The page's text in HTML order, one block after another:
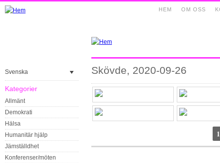
OM OSS
HEM
Svenska
Kategorier
Allmänt
Demokrati
Hälsa
Humanitär hjälp
Jämställdhet
Konferenser/möten
Skövde, 2020-09-26
1